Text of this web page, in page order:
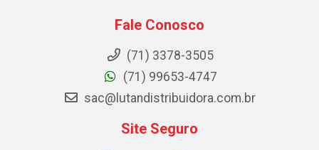
Fale Conosco
(71) 3378-3505
(71) 99653-4747
sac@lutandistribuidora.com.br
Site Seguro